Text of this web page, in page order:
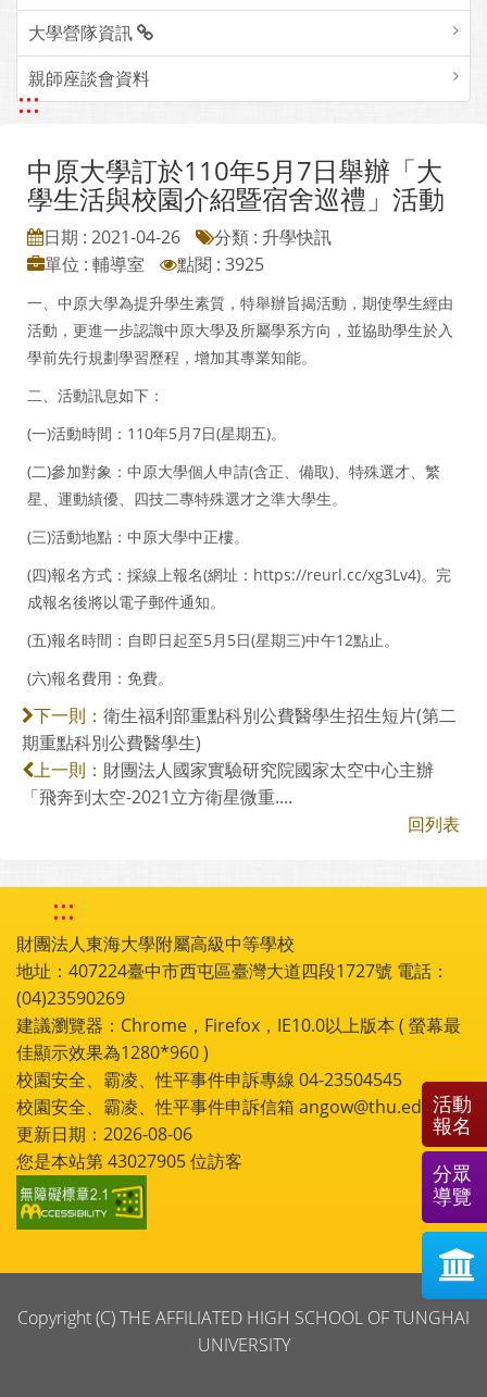
大學營隊資訊
親師座談會資料
:::
中原大學訂於110年5月7日舉辦「大
學生活與校園介紹暨宿舍巡禮」活動
日期 : 2021-04-26
分類 : 升學快訊
單位 : 輔導室
點閱 : 3925
一、中原大學為提升學生素質，特舉辦旨揭活動，期使學生經由
活動，更進一步認識中原大學及所屬學系方向，並協助學生於入
學前先行規劃學習歷程，增加其專業知能。
二、活動訊息如下：
(一)活動時間：110年5月7日(星期五)。
(二)參加對象：中原大學個人申請(含正、備取)、特殊選才、繁
星、運動績優、四技二專特殊選才之準大學生。
(三)活動地點：中原大學中正樓。
(四)報名方式：採線上報名(網址：https://reurl.cc/xg3Lv4)。完
成報名後將以電子郵件通知。
(五)報名時間：自即日起至5月5日(星期三)中午12點止。
(六)報名費用：免費。
下一則： 衛生福利部重點科別公費醫學生招生短片(第二
期重點科別公費醫學生)
上一則： 財團法人國家實驗研究院國家太空中心主辦
「飛奔到太空-2021立方衛星微重....
回列表
:::
財團法人東海大學附屬高級中等學校
地址：407224臺中市西屯區臺灣大道四段1727號 電話：
(04)23590269
建議瀏覽器：Chrome，Firefox，IE10.0以上版本 ( 螢幕最
佳顯示效果為1280*960 )
校園安全、霸凌、性平事件申訴專線 04-23504545
校園安全、霸凌、性平事件申訴信箱 angow@thu.edu.tw
更新日期：2026-08-06
您是本站第43027905位訪客
Copyright (C) THE AFFILIATED HIGH SCHOOL OF TUNGHAI
UNIVERSITY
活動
報名
分眾
導覽